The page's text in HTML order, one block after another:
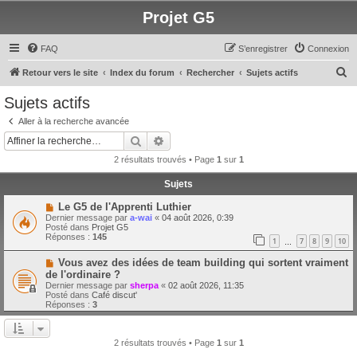
Projet G5
FAQ Connexion
S’enregistrer
Retour vers le site Index du forum Rechercher Sujets actifs
Sujets actifs
Aller à la recherche avancée
Rechercher
2 résultats trouvés • Page 1 sur 1
Sujets
N
o
u
v
e
a
u
m
e
s
s
a
Le G5 de l'Apprenti Luthier
Dernier message par a-wai « 04 août 2026, 0:39
Posté dans Projet G5
Réponses : 145 1 7 8 9 10
N
u
v
e
a
u
Vous avez des idées de team building qui sortent vraiment
de l'ordinaire ?
Dernier message par sherpa « 02 août 2026, 11:35
Posté dans Café discut'
Réponses : 3
2 résultats trouvés • Page 1 sur 1